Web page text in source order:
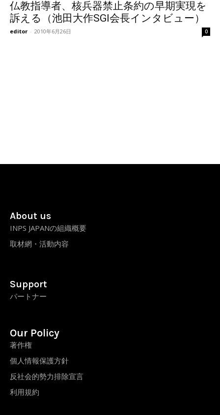
仏教指導者、核兵器禁止条約の早期実現を
訴える（池田大作SGI会長インタビュー）
editor - 2010年6月26日 0
About us
INPS JAPANの組織概要
取材網・活動内容
Support
パートナー
Our Policy
著作権
個人情報保護方針
反社会的勢力排除宣言
利用規約